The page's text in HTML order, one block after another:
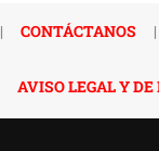
| CONTÁCTANOS |
AVISO LEGAL Y